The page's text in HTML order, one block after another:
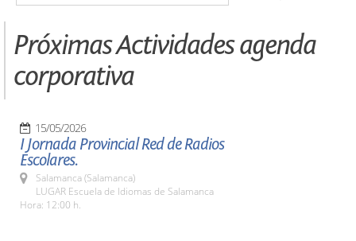
Próximas Actividades agenda
corporativa
15/05/2026
I Jornada Provincial Red de Radios
Escolares.
Salamanca (Salamanca)
LUGAR Escuela de Idiomas de Salamanca
Hora: 12:00 h.